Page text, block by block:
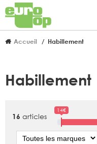
Accueil Habillement
Habillement
16 articles
14€
Marque